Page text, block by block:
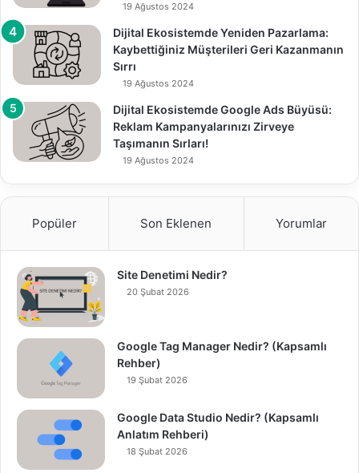
19 Ağustos 2024
Dijital Ekosistemde Yeniden Pazarlama:
Kaybettiğiniz Müşterileri Geri Kazanmanın
Sırrı
19 Ağustos 2024
Dijital Ekosistemde Google Ads Büyüsü:
Reklam Kampanyalarınızı Zirveye
Taşımanın Sırları!
19 Ağustos 2024
Popüler Son Eklenen Yorumlar
Site Denetimi Nedir?
20 Şubat 2026
Google Tag Manager Nedir? (Kapsamlı
Rehber)
19 Şubat 2026
Google Data Studio Nedir? (Kapsamlı
Anlatım Rehberi)
18 Şubat 2026